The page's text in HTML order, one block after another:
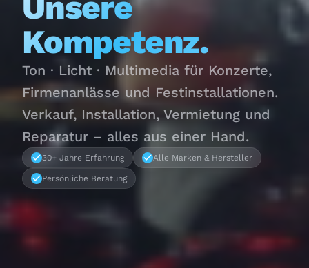
Kompetenz.
Ton · Licht · Multimedia für Konzerte,
Firmenanlässe und Festinstallationen.
Verkauf, Installation, Vermietung und
Reparatur – alles aus einer Hand.
30+ Jahre Erfahrung Alle Marken & Hersteller
Persönliche Beratung